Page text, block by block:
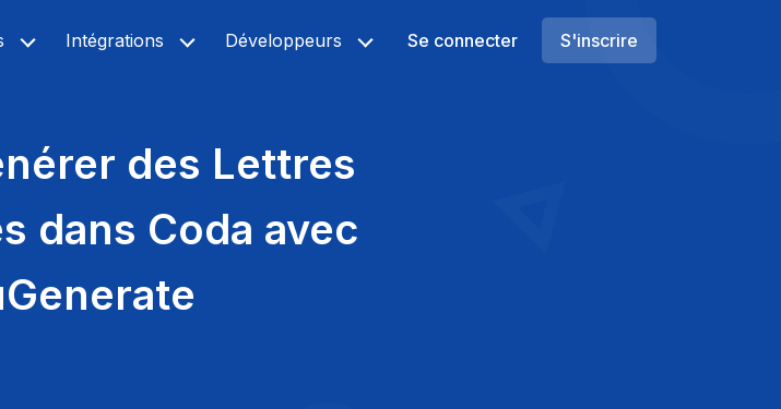
Intégrations Développeurs Se connecter S'inscrire
des Lettres
dans Coda avec